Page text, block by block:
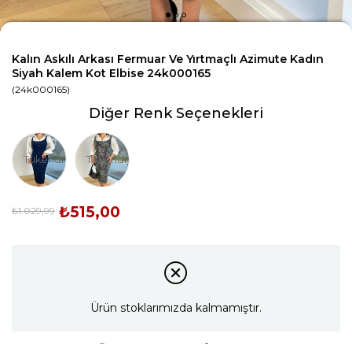
Kalın Askılı Arkası Fermuar Ve Yırtmaçlı Azimute Kadın
Siyah Kalem Kot Elbise 24k000165
(24k000165)
Diğer Renk Seçenekleri
Tükendi Tükendi
₺1.029,99 ₺515,00
Ürün stoklarımızda kalmamıştır.